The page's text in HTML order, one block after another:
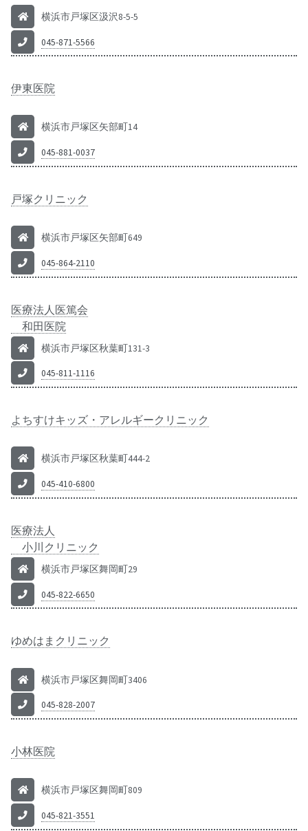
横浜市戸塚区汲沢8-5-5
045-871-5566
伊東医院
横浜市戸塚区矢部町14
045-881-0037
戸塚クリニック
横浜市戸塚区矢部町649
045-864-2110
医療法人医篤会
和田医院
横浜市戸塚区秋葉町131-3
045-811-1116
よちすけキッズ・アレルギークリニック
横浜市戸塚区秋葉町444-2
045-410-6800
医療法人
小川クリニック
横浜市戸塚区舞岡町29
045-822-6650
ゆめはまクリニック
横浜市戸塚区舞岡町3406
045-828-2007
小林医院
横浜市戸塚区舞岡町809
045-821-3551